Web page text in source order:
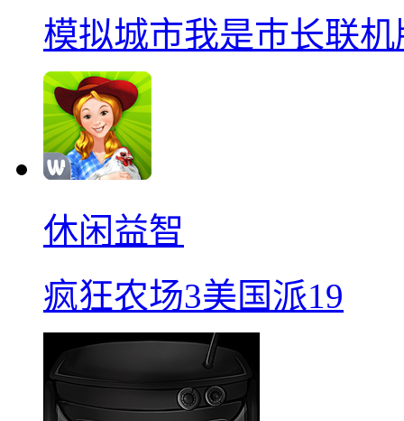
模拟城市我是巿长联机
休闲益智
疯狂农场3美国派19